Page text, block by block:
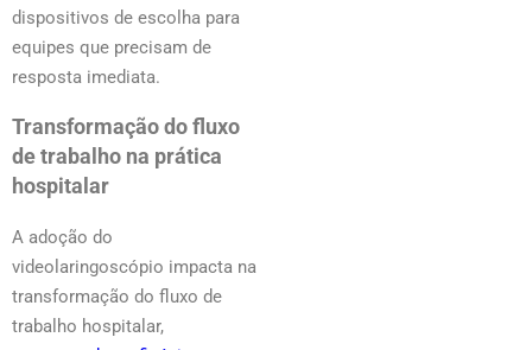
dispositivos de escolha para
equipes que precisam de
resposta imediata.
Transformação do fluxo
de trabalho na prática
hospitalar
A adoção do
videolaringoscópio impacta na
transformação do fluxo de
trabalho hospitalar,